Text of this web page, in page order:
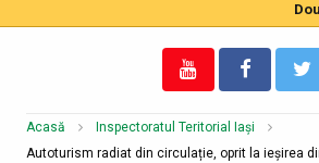
Acasă
Inspectoratul Teritorial Iași
Autoturism radiat din circulație, oprit la ieșirea